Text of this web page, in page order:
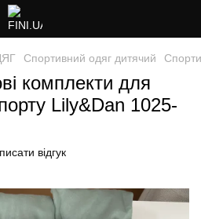
Спортивний одяг дитячий
комплекти для
Lily&Dan 1025-
відгук